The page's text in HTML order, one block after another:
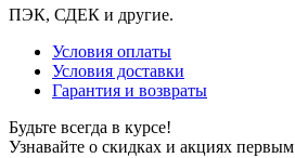
ПЭК, СДЕК и другие.
Условия оплаты
Условия доставки
Гарантия и возвраты
Будьте всегда в курсе!
Узнавайте о скидках и акциях первым